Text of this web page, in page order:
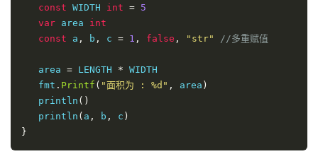
const WIDTH int = 5
var area int
const a , b , c = 1 , false , "str" //多重赋值
   area
= LENGTH * WIDTH
   fmt
. Printf ( "面积为 : %d" , area )
   println
()
   println
( a , b , c )
}